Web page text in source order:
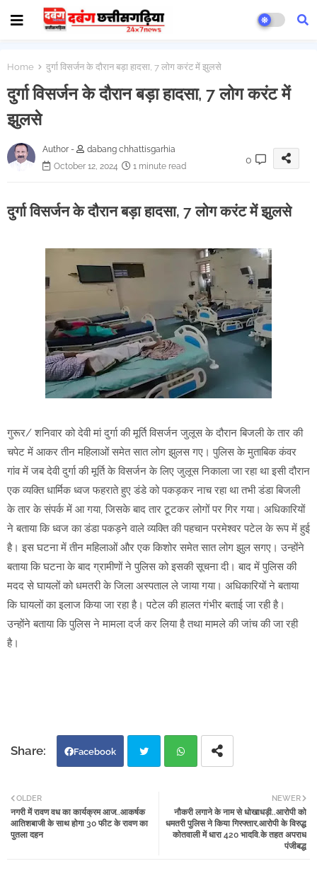
Home दुर्गा विसर्जन के दौरान बड़ा हादसा, 7 लोग करंट में झुलसे
दुर्गा विसर्जन के दौरान बड़ा हादसा, 7 लोग करंट में
झुलसे
Author -
dabang chhattisgarhia
October 12, 2024
1 minute read
0
दुर्गा विसर्जन के दौरान बड़ा हादसा, 7 लोग करंट में झुलसे
गुरूर/ शनिवार को देवी मां दुर्गा की मूर्ति विसर्जन जुलूस के दौरान बिजली के तार की
चपेट में आकर तीन महिलाओं समेत सात लोग झुलस गए। पुलिस के मुताबिक कंवर
गांव में जब देवी दुर्गा की मूर्ति के विसर्जन के लिए जुलूस निकाला जा रहा था इसी दौरान
एक व्यक्ति धार्मिक ध्वज फहराते हुए डंडे को पकड़कर नाच रहा था तभी डंडा बिजली
के तार के संपर्क में आ गया, जिसके बाद तार टूटकर लोगों पर गिर गया। अधिकारियों
ने बताया कि ध्वज का डंडा पकड़ने वाले व्यक्ति की पहचान परमेश्वर पटेल के रूप में हुई
है। इस घटना में तीन महिलाओं और एक किशोर समेत सात लोग झुल सगए। उन्होंने
बताया कि घटना के बाद ग्रामीणों ने पुलिस को इसकी सूचना दी। बाद में पुलिस की
मदद से घायलों को धमतरी के जिला अस्पताल ले जाया गया। अधिकारियों ने बताया
कि घायलों का इलाज किया जा रहा है। पटेल की हालत गंभीर बताई जा रही है।
उन्होंने बताया कि पुलिस ने मामला दर्ज कर लिया है तथा मामले की जांच की जा रही
है।
Facebook
tter atsa
NEWER
नौकरी लगाने के नाम से धोखाधड़ी..आरोपी को
धमतरी पुलिस ने किया गिरफ्तार,आरोपी के विरुद्ध
कोतवाली में धारा 420 भादवि.के तहत अपराध
पंजीबद्ध
OLDER
नगरी में रावण वध का कार्यक्रम आज..आकर्षक
आतिशबाजी के साथ होगा 30 फीट के रावण का
पुतला दहन